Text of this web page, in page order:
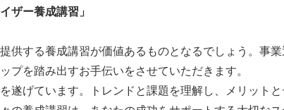
ザー養成講習」
供する養成講習が価値あるものとなるでしょう。事業
プを踏み出すお手伝いをさせていただきます。
遂げています。トレンドと課題を理解し、メリットと